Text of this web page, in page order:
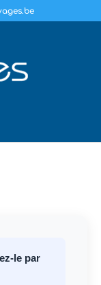
le par